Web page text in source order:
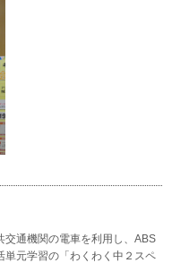
交通機関の電車を利用し、ABS
単元学習の「わくわく中２スペ